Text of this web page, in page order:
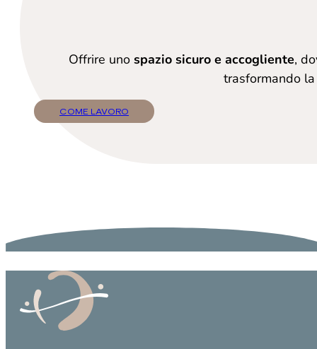
Offrire uno spazio sicuro e accogliente,
trasformando
COME LAVORO